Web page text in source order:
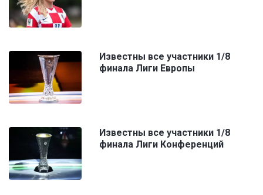
Известны все участники 1/8
финала Лиги Европы
Известны все участники 1/8
финала Лиги Конференций